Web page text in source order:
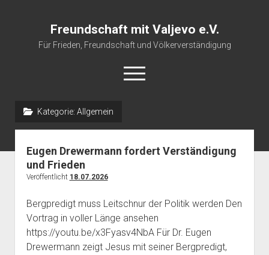
Freundschaft mit Valjevo e.V.
Für Frieden, Freundschaft und Völkerverständigung
open
menu
Kategorie: Allgemein
Eugen Drewermann fordert Verständigung
und Frieden
Veröffentlicht 18.07.2026
Bergpredigt muss Leitschnur der Politik werden Den
Vortrag in voller Länge ansehen
https://youtu.be/x3Fyasv4NbA Für Dr. Eugen
Drewermann zeigt Jesus mit seiner Bergpredigt,